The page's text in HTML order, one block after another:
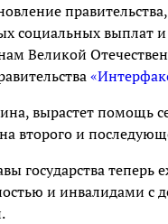
социальных выплат
Великой
вырастет помощь
второго и
государства теперь
и инвалидами с